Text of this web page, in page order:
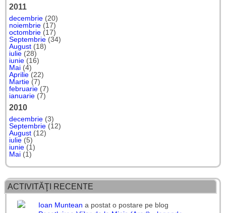
2011
decembrie (20)
noiembrie (17)
octombrie (17)
Septembrie (34)
August (18)
iulie (28)
iunie (16)
Mai (4)
Aprilie (22)
Martie (7)
februarie (7)
ianuarie (7)
2010
decembrie (3)
Septembrie (12)
August (12)
iulie (5)
iunie (1)
Mai (1)
ACTIVITĂŢI RECENTE
Ioan Muntean a postat o postare pe blog